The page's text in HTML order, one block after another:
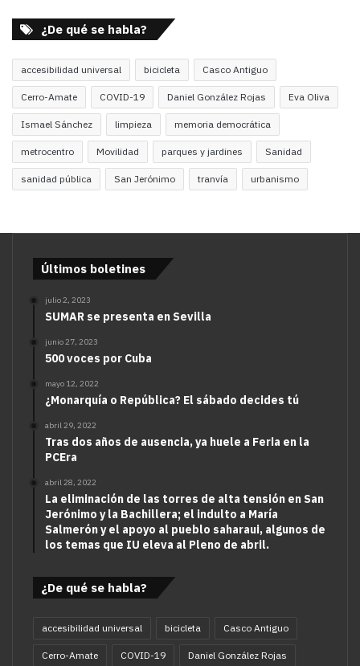
¿De qué se habla?
accesibilidad universal bicicleta Casco Antiguo
Cerro-Amate COVID-19 Daniel González Rojas Eva Oliva
Ismael Sánchez limpieza memoria democrática
metrocentro Movilidad parques y jardines Sanidad
sanidad pública San Jerónimo tranvía urbanismo
Últimos boletines
julio 2, 2023
SUMAR se presenta en Sevilla
junio 27, 2023
500 voces por Cuba
mayo 12, 2022
¿Monarquía o República? El sábado decides tú
abril 29, 2022
Tras dos años de ausencia, ya huele a Feria en la
PCEra
abril 28, 2022
La eliminación de las torres de alta tensión en San
Jerónimo y la Bachillera; el indulto a María
Salmerón y el apoyo al pueblo saharaui, algunos de
los temas que IU eleva al Pleno de abril.
¿De qué se habla?
accesibilidad universal bicicleta Casco Antiguo
Cerro-Amate COVID-19 Daniel González Rojas